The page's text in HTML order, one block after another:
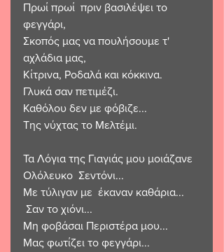
Πρωί πρωί  πριν βασιλέψει το
φεγγάρι,
Σκοπός μας να πουλήσουμε τ'
αχλάδια μας,
Κίτρινα, Ροδαλά και κόκκινα.
Γλυκά σαν πετιμέζι.
Καθόλου δεν με φόβιζε...
Της νύχτας το Μελτέμι.
Τα Λόγια της Γιαγιάς μου μοιάζανε
Ολόλευκο  Σεντόνι...
Με τύλιγαν με  έκαναν καθάρια...
Σαν το χιόνι...
Μη φοβάσαι Περιστέρα μου...
Μας φωτίζει το φεγγάρι...